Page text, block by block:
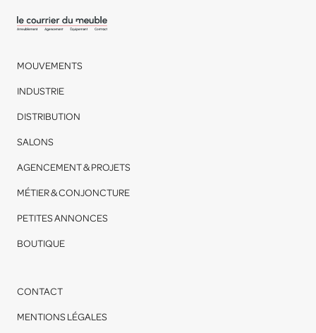
MOUVEMENTS
INDUSTRIE
DISTRIBUTION
SALONS
AGENCEMENT & PROJETS
MÉTIER & CONJONCTURE
PETITES ANNONCES
BOUTIQUE
CONTACT
MENTIONS LÉGALES